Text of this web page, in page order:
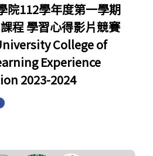
院112學年度第一學期
程 學習心得影片競賽
College of
Experience
2023-2024